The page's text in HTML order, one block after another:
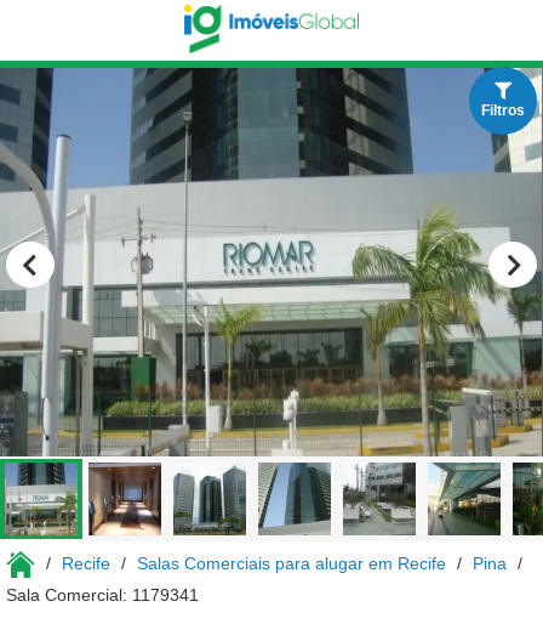
Recife Salas Comerciais para alugar em Recife
Pina
Sala Comercial: 1179341
Filtros